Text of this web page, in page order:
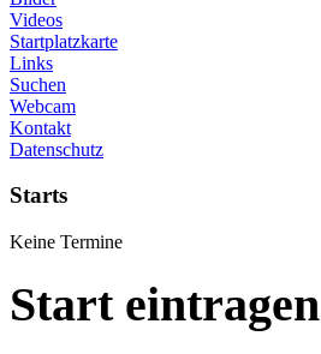
Videos
Startplatzkarte
Links
Suchen
Webcam
Kontakt
Datenschutz
Starts
Keine Termine
Start eintragen